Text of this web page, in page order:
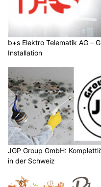
b+s Elektro Telematik AG –
Installation
JGP Group GmbH:
in der Schweiz